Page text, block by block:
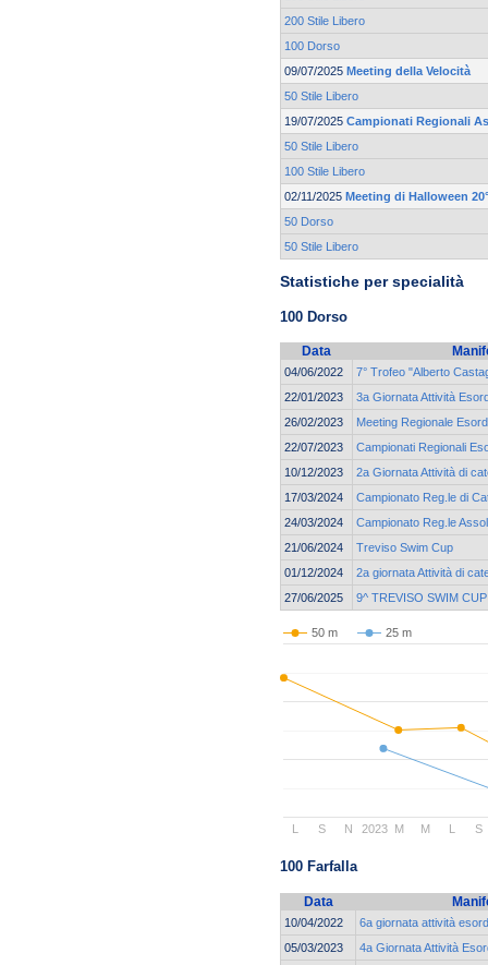
200 Stile Libero
100 Dorso
09/07/2025 Meeting della Velocità
50 Stile Libero
19/07/2025 Campionati Regionali
50 Stile Libero
100 Stile Libero
02/11/2025 Meeting di Halloween
50 Dorso
50 Stile Libero
Statistiche per specialità
100 Dorso
Data
04/06/2022
7° Trofeo "Alberto
22/01/2023
3a Giornata Attività
26/02/2023
Meeting Regionale
22/07/2023
Campionati Regionali
10/12/2023
2a Giornata Attività di
17/03/2024
Campionato Reg.le di
24/03/2024
Campionato Reg.le
21/06/2024
Treviso Swim Cup
01/12/2024
2a giornata Attività di
27/06/2025
9^ TREVISO SWIM CUP
50 m 25 m
2023
S N M M S
100 Farfalla
Data
10/04/2022
6a giornata attività
05/03/2023
4a Giornata Attività